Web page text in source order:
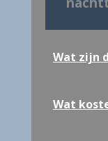
Wat zijn
Wat